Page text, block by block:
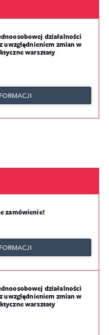
działalności
uwzględnieniem zmian w
warsztaty
zamówienie!
działalności
uwzględnieniem zmian w
warsztaty